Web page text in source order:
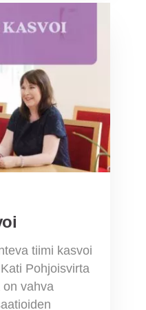
tiimi kasvoi
Pohjoisvirta
on vahva